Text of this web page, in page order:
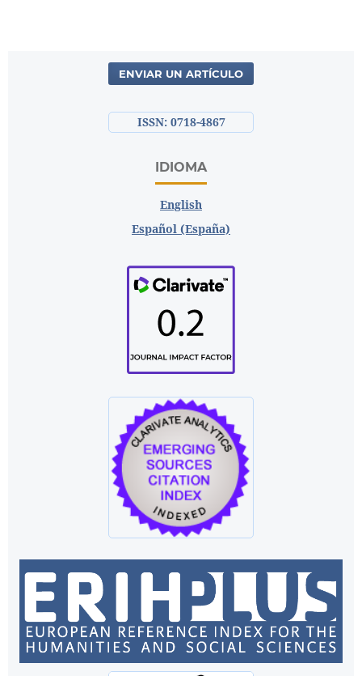
ENVIAR UN ARTÍCULO
ISSN: 0718-4867
IDIOMA
English
Español (España)